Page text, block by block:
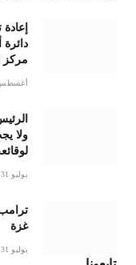
مركز
أغسطس 4,
ولا
يوليو 31, 2026
غزة
يوليو 31, 2026